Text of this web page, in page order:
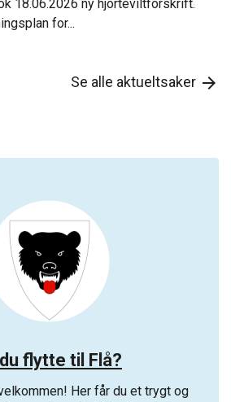
18.06.2026 ny hjorteviltforskrift.
for...
Se alle aktueltsaker arrow_forward
flytte til Flå?
Her får du et trygt og